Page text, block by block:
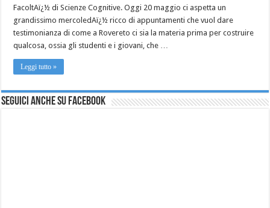
FacoltAï¿½ di Scienze Cognitive. Oggi 20 maggio ci aspetta un
grandissimo mercoledAï¿½ ricco di appuntamenti che vuol dare
testimonianza di come a Rovereto ci sia la materia prima per costruire
qualcosa, ossia gli studenti e i giovani, che …
Leggi tutto »
Seguici anche su Facebook